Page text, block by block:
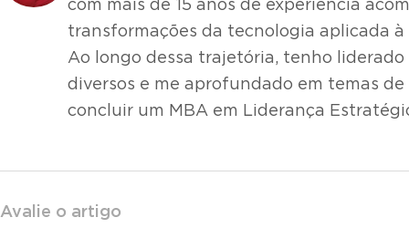
com mais de 15 anos de experiência
transformações da tecnologia aplicada
Ao longo dessa trajetória, tenho
diversos e me aprofundado em temas
concluir um MBA em Liderança
Avalie o artigo